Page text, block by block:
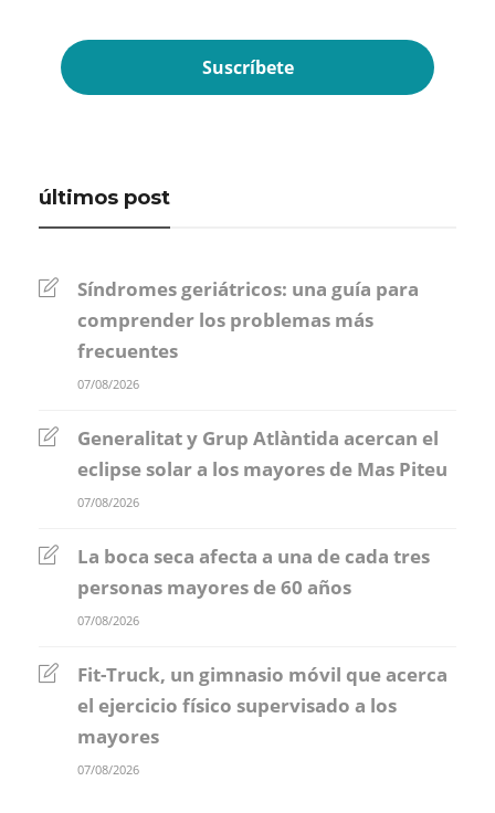
últimos post
Síndromes geriátricos: una guía para
comprender los problemas más
frecuentes
07/08/2026
Generalitat y Grup Atlàntida acercan el
eclipse solar a los mayores de Mas Piteu
07/08/2026
La boca seca afecta a una de cada tres
personas mayores de 60 años
07/08/2026
Fit-Truck, un gimnasio móvil que acerca
el ejercicio físico supervisado a los
mayores
07/08/2026